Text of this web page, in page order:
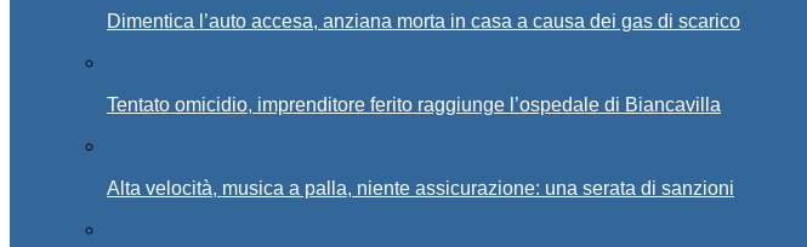
Dimentica l’auto accesa, anziana morta in casa a causa dei gas di scarico
Tentato omicidio, imprenditore ferito raggiunge l’ospedale di Biancavilla
Alta velocità, musica a palla, niente assicurazione: una serata di sanzioni